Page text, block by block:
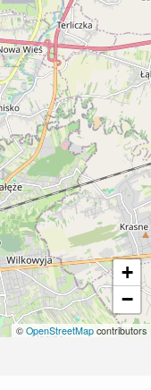
+
−
© OpenStreetMap contributors